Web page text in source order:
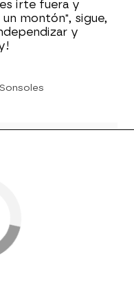
irte fuera y
montón", sigue,
y